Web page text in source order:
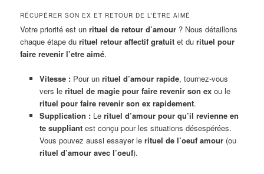
RÉCUPÉRER SON EX ET RETOUR DE L’ÊTRE AIMÉ
Votre priorité est unrituel de retour d’amour ? Nous détaillons
chaque étape durituel retour affectif gratuit et durituel pour
faire revenir l’etre aimé.
Vitesse :Pour un rituel d’amour rapide, tournez-vous
vers le rituel de magie pour faire revenir son exou le
rituel pour faire revenir son ex rapidement.
Supplication :Le rituel d’amour pour qu’il revienne en
te suppliantest conçu pour les situations désespérées.
Vous pouvez aussi essayer le rituel de l’oeuf amour(ou
rituel d’amour avec l’oeuf).